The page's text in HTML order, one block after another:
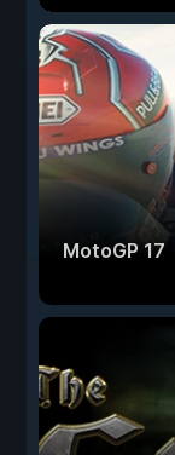
MotoGP 17